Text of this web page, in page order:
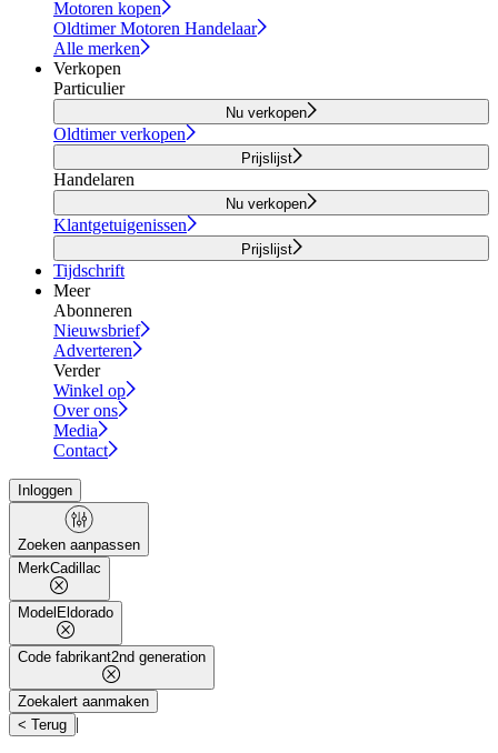
Motoren kopen
Oldtimer Motoren Handelaar
Alle merken
Verkopen
Particulier
Nu verkopen
Oldtimer verkopen
Prijslijst
Handelaren
Nu verkopen
Klantgetuigenissen
Prijslijst
Tijdschrift
Meer
Abonneren
Nieuwsbrief
Adverteren
Verder
Winkel op
Over ons
Media
Contact
Inloggen
Zoeken aanpassen
MerkCadillac
Model Eldorado
Code fabrikant2nd generation
Zoekalert aanmaken
< Terug |